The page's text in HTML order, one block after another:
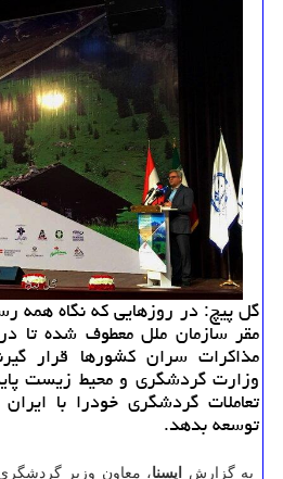
گل پیچ: در روزهایی كه نگاه همه
مقر سازمان ملل معطوف شده تا
مذاكرات سران كشورها قرار
وزارت گردشگری و محیط زیست
تعاملات گردشگری خودرا با
توسعه بدهد.
به گزارش ایسنا، معاون وزیر